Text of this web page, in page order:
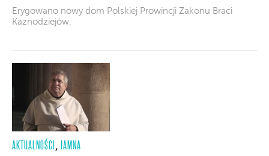
Erygowano nowy dom Polskiej Prowincji Zakonu Braci
Kaznodziejów.
AKTUALNOŚCI, JAMNA